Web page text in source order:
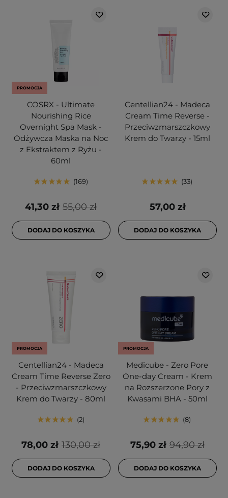
PROMOCJA
COSRX - Ultimate
Nourishing Rice
Overnight Spa Mask -
Odżywcza Maska na Noc
z Ekstraktem z Ryżu -
60ml
169
55,00 zł
41,30 zł
DODAJ DO KOSZYKA
Centellian24 - Madeca
Cream Time Reverse -
Przeciwzmarszczkowy
Krem do Twarzy - 15ml
33
57,00 zł
DODAJ DO KOSZYKA
PROMOCJA
Centellian24 - Madeca
Cream Time Reverse Zero
- Przeciwzmarszczkowy
Krem do Twarzy - 80ml
2
130,00 zł
78,00 zł
DODAJ DO KOSZYKA
PROMOCJA
Medicube - Zero Pore
One-day Cream - Krem
na Rozszerzone Pory z
Kwasami BHA - 50ml
8
94,90 zł
75,90 zł
DODAJ DO KOSZYKA